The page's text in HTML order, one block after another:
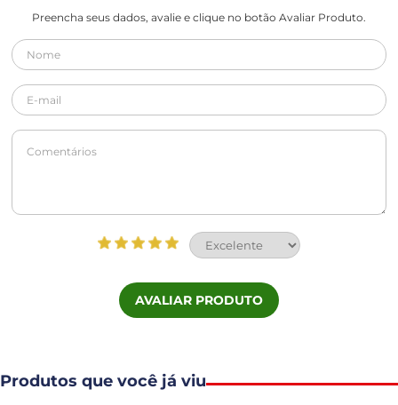
Preencha seus dados, avalie e clique no botão Avaliar Produto.
AVALIAR PRODUTO
Produtos que você já viu